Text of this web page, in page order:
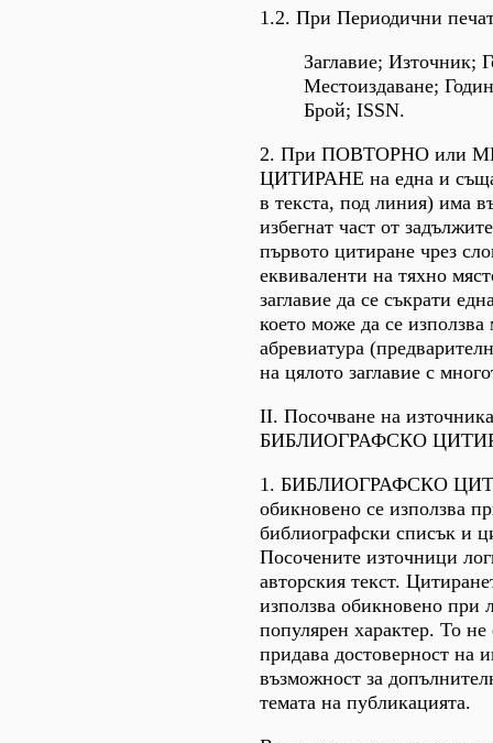
1.2. При Периодични
Заглавие; Източник;
Местоиздаване;
Брой; ISSN.
2. При ПОВТОРНО или
ЦИТИРАНЕ на една и
в текста, под линия) има
избегнат част от
първото цитиране чрез
еквиваленти на тяхно
заглавие да се съкрати
което може да се
абревиатура
на цялото заглавие с
II. Посочване на
БИБЛИОГРАФСКО
1. БИБЛИОГРАФСКО
обикновено се използва
библиографски списък и
Посочените източници
авторския текст.
използва обикновено при
популярен характер. То
придава достоверност на
възможност за
темата на публикацията.